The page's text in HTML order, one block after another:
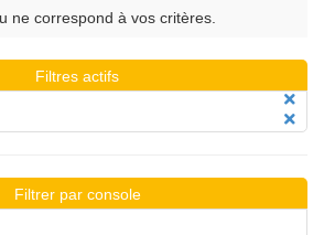
ne correspond à vos critères.
Filtres actifs
Filtrer par console